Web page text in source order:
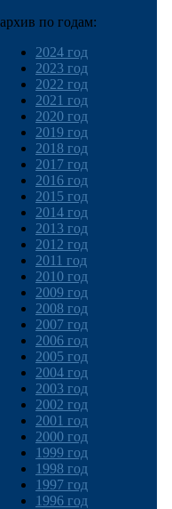
архив по годам:
2024 год
2023 год
2022 год
2021 год
2020 год
2019 год
2018 год
2017 год
2016 год
2015 год
2014 год
2013 год
2012 год
2011 год
2010 год
2009 год
2008 год
2007 год
2006 год
2005 год
2004 год
2003 год
2002 год
2001 год
2000 год
1999 год
1998 год
1997 год
1996 год